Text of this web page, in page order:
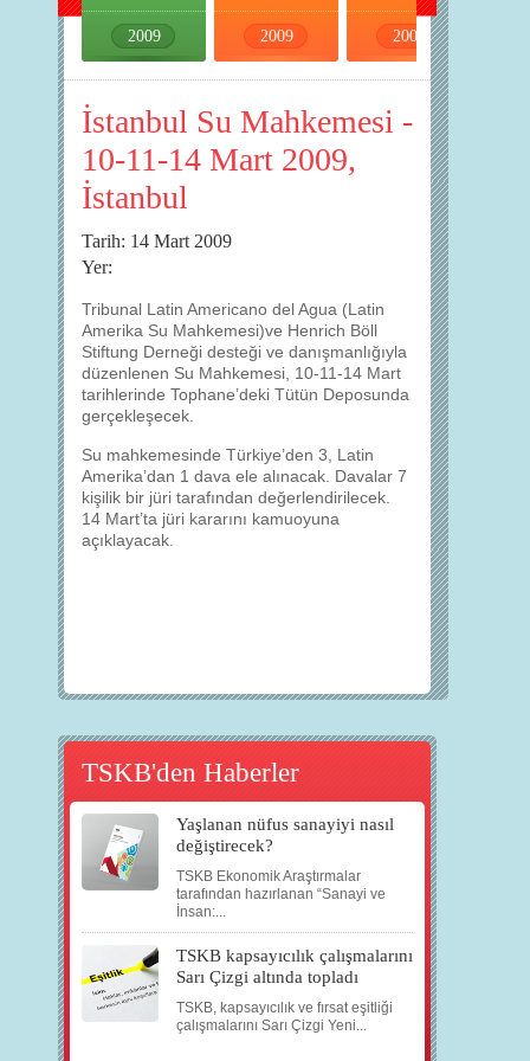
2009 2009 2009
İstanbul Su Mahkemesi -
10-11-14 Mart 2009,
İstanbul
Tarih: 14 Mart 2009
Yer:
Tribunal Latin Americano del Agua (Latin
Amerika Su Mahkemesi)ve Henrich Böll
Stiftung Derneği desteği ve danışmanlığıyla
düzenlenen Su Mahkemesi, 10-11-14 Mart
tarihlerinde Tophane’deki Tütün Deposunda
gerçekleşecek.
Su mahkemesinde Türkiye’den 3, Latin
Amerika’dan 1 dava ele alınacak. Davalar 7
kişilik bir jüri tarafından değerlendirilecek.
14 Mart’ta jüri kararını kamuoyuna
açıklayacak.
TSKB'den Haberler
Yaşlanan nüfus sanayiyi nasıl
değiştirecek?
TSKB Ekonomik Araştırmalar
tarafından hazırlanan “Sanayi ve
İnsan:...
TSKB kapsayıcılık çalışmalarını
Sarı Çizgi altında topladı
TSKB, kapsayıcılık ve fırsat eşitliği
çalışmalarını Sarı Çizgi Yeni...